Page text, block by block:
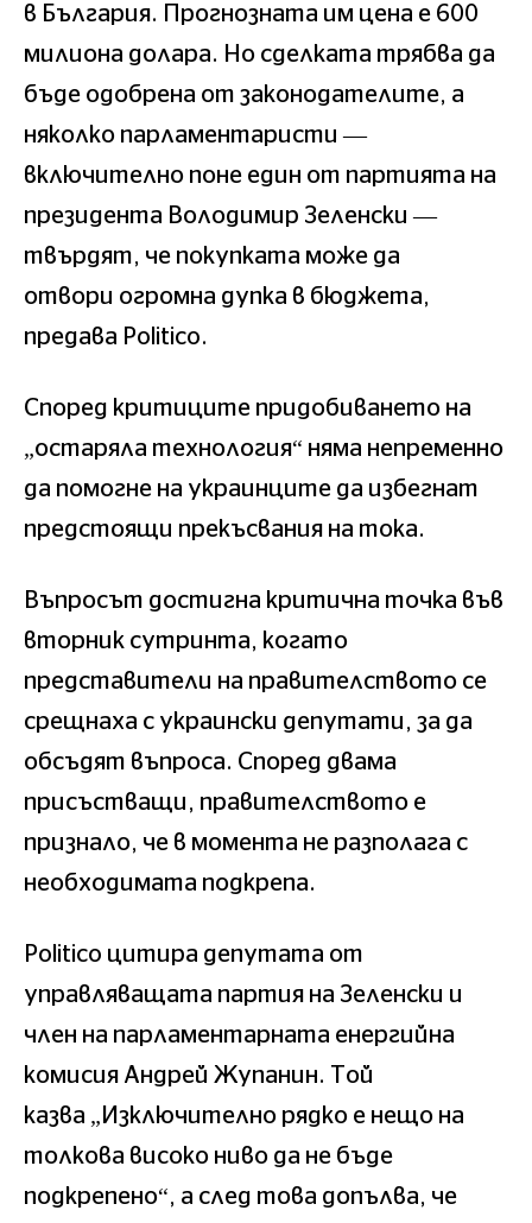
в България. Прогнозната им цена е 600
милиона долара. Но сделката трябва да
бъде одобрена от законодателите, а
няколко парламентаристи —
включително поне един от партията на
президента Володимир Зеленски —
твърдят, че покупката може да
отвори огромна дупка в бюджета,
предава Politico.
Според критиците придобиването на
„остаряла технология“ няма непременно
да помогне на украинците да избегнат
предстоящи прекъсвания на тока.
Въпросът достигна критична точка във
вторник сутринта, когато
представители на правителството се
срещнаха с украински депутати, за да
обсъдят въпроса. Според двама
присъстващи, правителството е
признало, че в момента не разполага с
необходимата подкрепа.
Politico цитира депутата от
управляващата партия на Зеленски и
член на парламентарната енергийна
комисия Андрей Жупанин. Той
казва „Изключително рядко е нещо на
толкова високо ниво да не бъде
подкрепено“, а след това допълва, че